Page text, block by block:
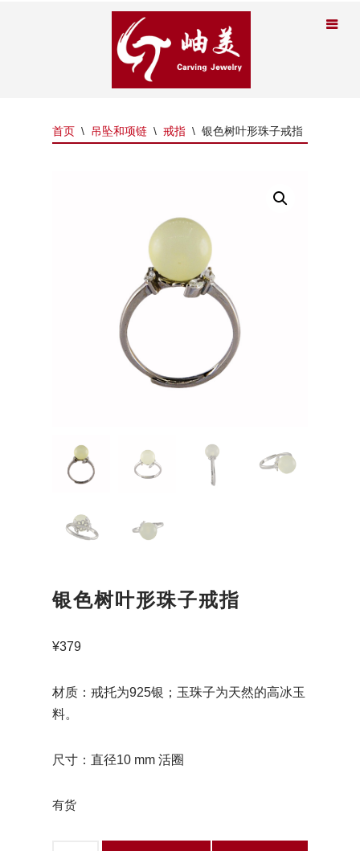
首页 \ 吊坠和项链 \ 戒指 \ 银色树叶形珠子戒指
银色树叶形珠子戒指
¥379
材质：戒托为925银；玉珠子为天然的高冰玉
料。
尺寸：直径10 mm 活圈
有货